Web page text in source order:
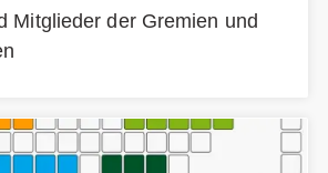
Mitglieder der Gremien und